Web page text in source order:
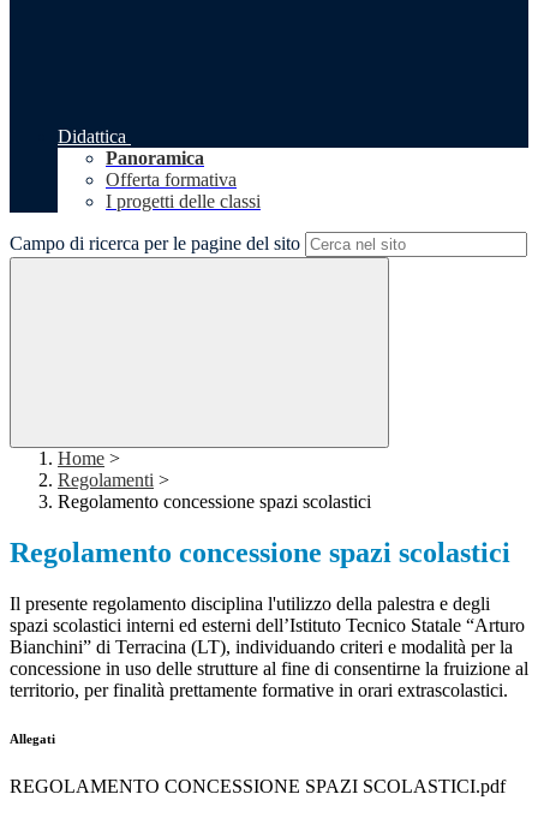
Didattica
Panoramica
Offerta formativa
I progetti delle classi
Campo di ricerca per le pagine del sito
Home >
Regolamenti >
Regolamento concessione spazi scolastici
Regolamento concessione spazi scolastici
Il presente regolamento disciplina l'utilizzo della palestra e degli
spazi scolastici interni ed esterni dell’Istituto Tecnico Statale “Arturo
Bianchini” di Terracina (LT), individuando criteri e modalità per la
concessione in uso delle strutture al fine di consentirne la fruizione al
territorio, per finalità prettamente formative in orari extrascolastici.
Allegati
REGOLAMENTO CONCESSIONE SPAZI SCOLASTICI.pdf